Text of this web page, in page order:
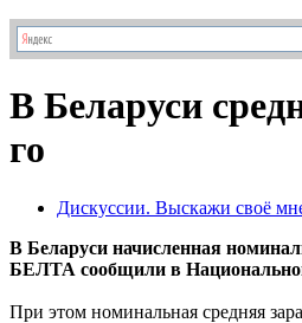
В Беларуси
го
Дискуссии. Выскажи своё
В Беларуси начисленная
БЕЛТА сообщили в
При этом номинальная средняя